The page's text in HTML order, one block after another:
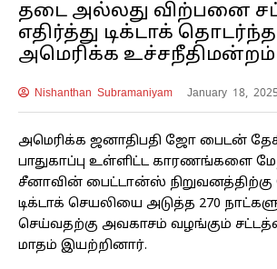
தடை அல்லது விற்பனை
எதிர்த்து டிக்டாக்
அமெரிக்க உச்சநீதிமன்றம்
Nishanthan Subramaniyam January 18,
அமெரிக்க ஜனாதிபதி ஜோ பைடன்
பாதுகாப்பு உள்ளிட்ட காரணங்களை
சீனாவின் பைட்டான்ஸ்
டிக்டாக் செயலியை அடுத்த 270
செய்வதற்கு அவகாசம் வழங்கும்
மாதம் இயற்றினார்.